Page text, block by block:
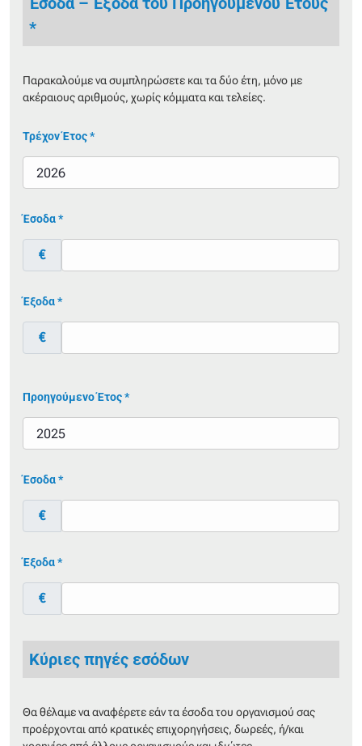
*
Παρακαλούμε να συμπληρώσετε και τα δύο έτη, μόνο με
ακέραιους αριθμούς, χωρίς κόμματα και τελείες.
Τρέχον Έτος *
Έσοδα *
€
Έξοδα *
€
Προηγούμενο Έτος *
Έσοδα *
€
Έξοδα *
€
Κύριες πηγές εσόδων
Θα θέλαμε να αναφέρετε εάν τα έσοδα του οργανισμού σας
προέρχονται από κρατικές επιχορηγήσεις, δωρεές, ή/και